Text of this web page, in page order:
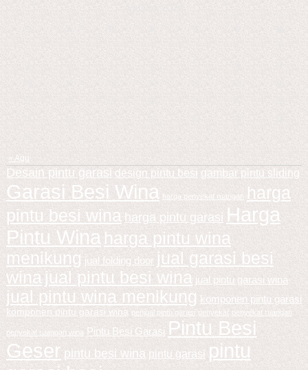
« Agu
Desain pintu garasi design pintu besi gambar pintu sliding
Garasi Besi Wina harga penyekat ruangan
harga
pintu besi wina harga pintu garasi Harga
Pintu Wina harga pintu wina
menikung jual folding door
jual garasi besi
wina jual pintu besi wina jual pintu garasi wina
jual pintu wina menikung komponen pintu garasi
komponen pintu garasi wina penjual pintu garasi penyekat penyekat ruangan
penyekat ruangan wina Pintu Besi Garasi Pintu Besi
Geser pintu besi wina pintu garasi pintu